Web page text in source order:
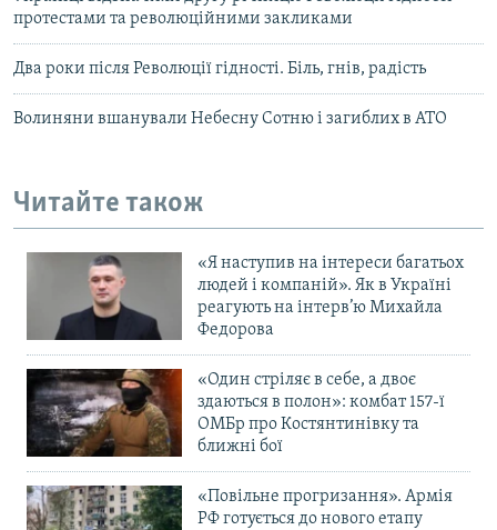
протестами та революційними закликами
Два роки після Революції гідності. Біль, гнів, радість
Волиняни вшанували Небесну Сотню і загиблих в АТО
Читайте також
«Я наступив на інтереси багатьох
людей і компаній». Як в Україні
реагують на інтерв’ю Михайла
Федорова
«Один стріляє в себе, а двоє
здаються в полон»: комбат 157-ї
ОМБр про Костянтинівку та
ближні бої
«Повільне прогризання». Армія
РФ готується до нового етапу